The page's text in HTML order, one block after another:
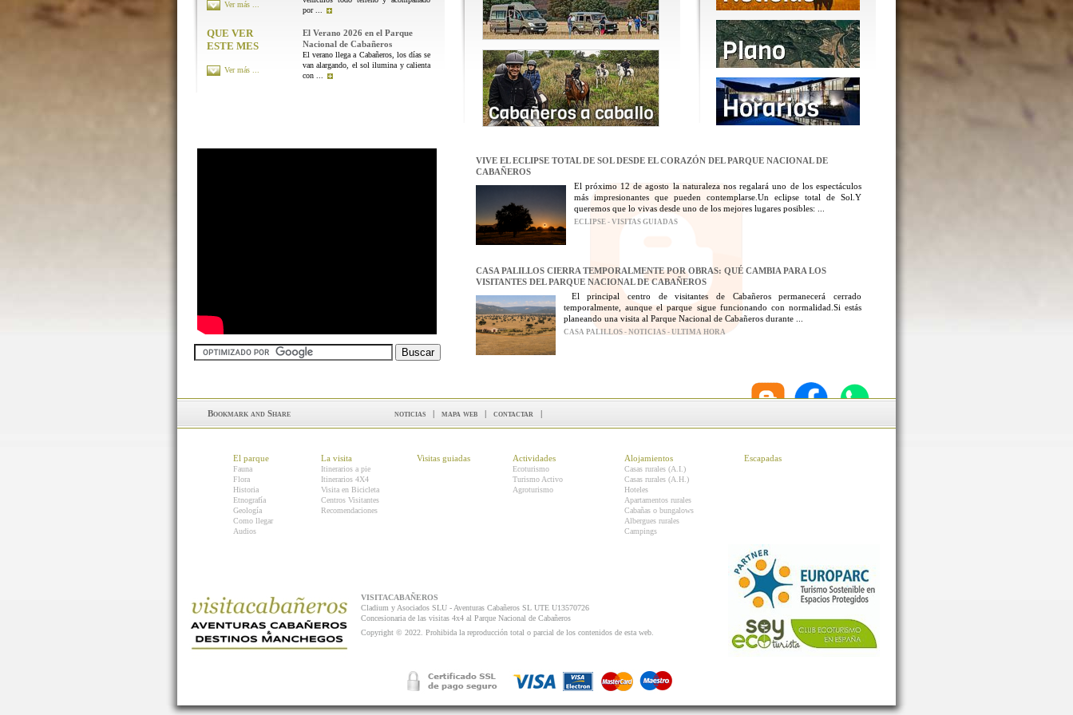
por ...
Ver más ...
QUE VER
ESTE MES
El Verano 2026 en el Parque
Nacional de Cabañeros
El verano llega a Cabañeros, los días se
van alargando, el sol ilumina y calienta
con ...
Ver más ...
VIVE EL ECLIPSE TOTAL DE SOL DESDE EL CORAZÓN DEL PARQUE NACIONAL DE
CABAÑEROS
El próximo 12 de agosto la naturaleza nos regalará uno de los espectáculos
más impresionantes que pueden contemplarse.Un eclipse total de Sol.Y
queremos que lo vivas desde uno de los mejores lugares posibles: ...
ECLIPSE - VISITAS GUIADAS
CASA PALILLOS CIERRA TEMPORALMENTE POR OBRAS: QUÉ CAMBIA PARA LOS
VISITANTES DEL PARQUE NACIONAL DE CABAÑEROS
El principal centro de visitantes de Cabañeros permanecerá cerrado
temporalmente, aunque el parque sigue funcionando con normalidad.Si estás
planeando una visita al Parque Nacional de Cabañeros durante ...
CASA PALILLOS - NOTICIAS - ULTIMA HORA
noticias | mapa web | contactar |
El parque
Fauna
Flora
Historia
Etnografía
Geología
Como llegar
Audios
La visita
Itinerarios a pie
Itinerarios 4X4
Visita en Bicicleta
Centros Visitantes
Recomendaciones
Visitas guiadas Actividades
Ecoturismo
Turismo Activo
Agroturismo
Alojamientos
Casas rurales (A.I.)
Casas rurales (A.H.)
Hoteles
Apartamentos rurales
Cabañas o bungalows
Albergues rurales
Campings
Escapadas
VISITACABAÑEROS
Cladium y Asociados SLU - Aventuras Cabañeros SL UTE U13570726
Concesionaria de las visitas 4x4 al Parque Nacional de Cabañeros
Copyright © 2022. Prohibida la reproducción total o parcial de los contenidos de esta web.